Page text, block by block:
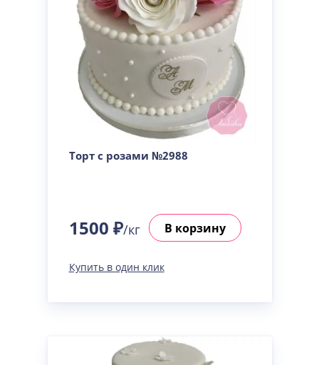
Торт с розами №2988
1500 ₽/кг В корзину
Купить в один клик